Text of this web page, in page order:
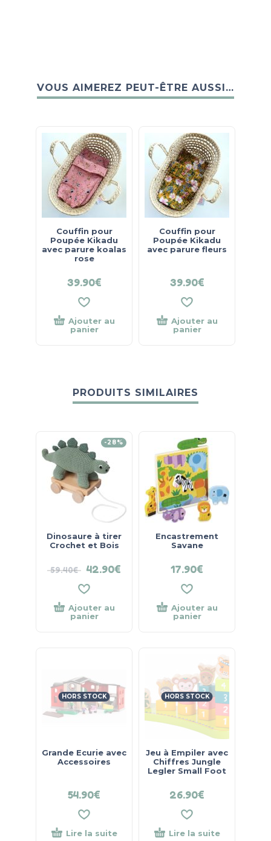
VOUS AIMEREZ PEUT-ÊTRE AUSSI…
Couffin pour
Poupée Kikadu
avec parure koalas
rose
39.90€
Ajouter au
panier
Couffin pour
Poupée Kikadu
avec parure fleurs
39.90€
Ajouter au
panier
PRODUITS SIMILAIRES
-28%
Dinosaure à tirer
Crochet et Bois
59.40€ 42.90€
Ajouter au
panier
Encastrement
Savane
17.90€
Ajouter au
panier
HORS STOCK
Grande Ecurie avec
Accessoires
54.90€
Lire la suite
HORS STOCK
Jeu à Empiler avec
Chiffres Jungle
Legler Small Foot
26.90€
Lire la suite